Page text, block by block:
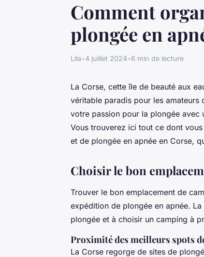
Comment
plongée en
Lila•4 juillet 2024•6 min de lecture
La Corse, cette île de beauté aux
véritable paradis pour les amateurs
votre passion pour la plongée avec
Vous trouverez ici tout ce dont
et de plongée en apnée en Corse,
Choisir le bon
Trouver le bon emplacement de
expédition de plongée en apnée.
plongée et à choisir un camping à
Proximité des meilleurs spots
La Corse regorge de sites de